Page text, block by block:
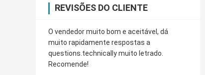
REVISÕES DO CLIENTE
O vendedor muito bom e aceitável, dá
muito rapidamente respostas a
questions.technically muito letrado.
Recomende!